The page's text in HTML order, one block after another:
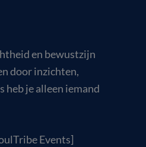
en bewustzijn
door inzichten,
heb je alleen iemand
Events]